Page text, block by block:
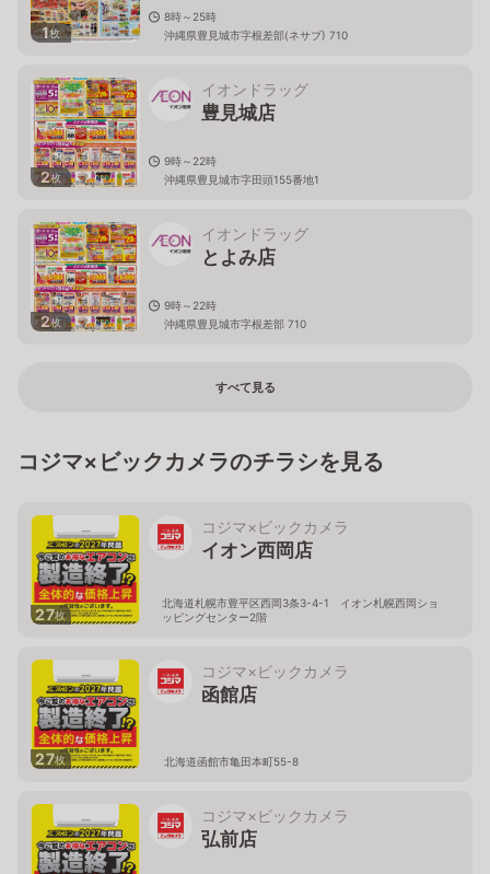
1枚
8時～25時
沖縄県豊見城市字根差部(ネサブ) 710
2枚
イオンドラッグ
豊見城店
9時～22時
沖縄県豊見城市字田頭155番地1
2枚
イオンドラッグ
とよみ店
9時～22時
沖縄県豊見城市字根差部 710
すべて見る
コジマ×ビックカメラのチラシを見る
27枚
コジマ×ビックカメラ
イオン西岡店
北海道札幌市豊平区西岡3条3-4-1 イオン札幌西岡ショ
ッピングセンター2階
27枚
コジマ×ビックカメラ
函館店
北海道函館市亀田本町55-8
コジマ×ビックカメラ
弘前店